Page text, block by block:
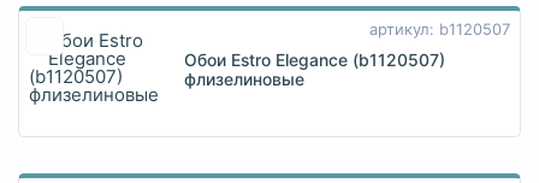
артикул: b1120507
Обои Estro Elegance (b1120507)
флизелиновые